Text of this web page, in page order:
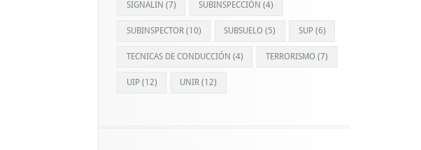
SIGNALIN (7) SUBINSPECCIÓN (4)
SUBINSPECTOR(10) SUBSUELO (5) SUP(6)
TECNICAS DE CONDUCCIÓN (4) TERRORISMO (7)
UIP(12) UNIR (12)